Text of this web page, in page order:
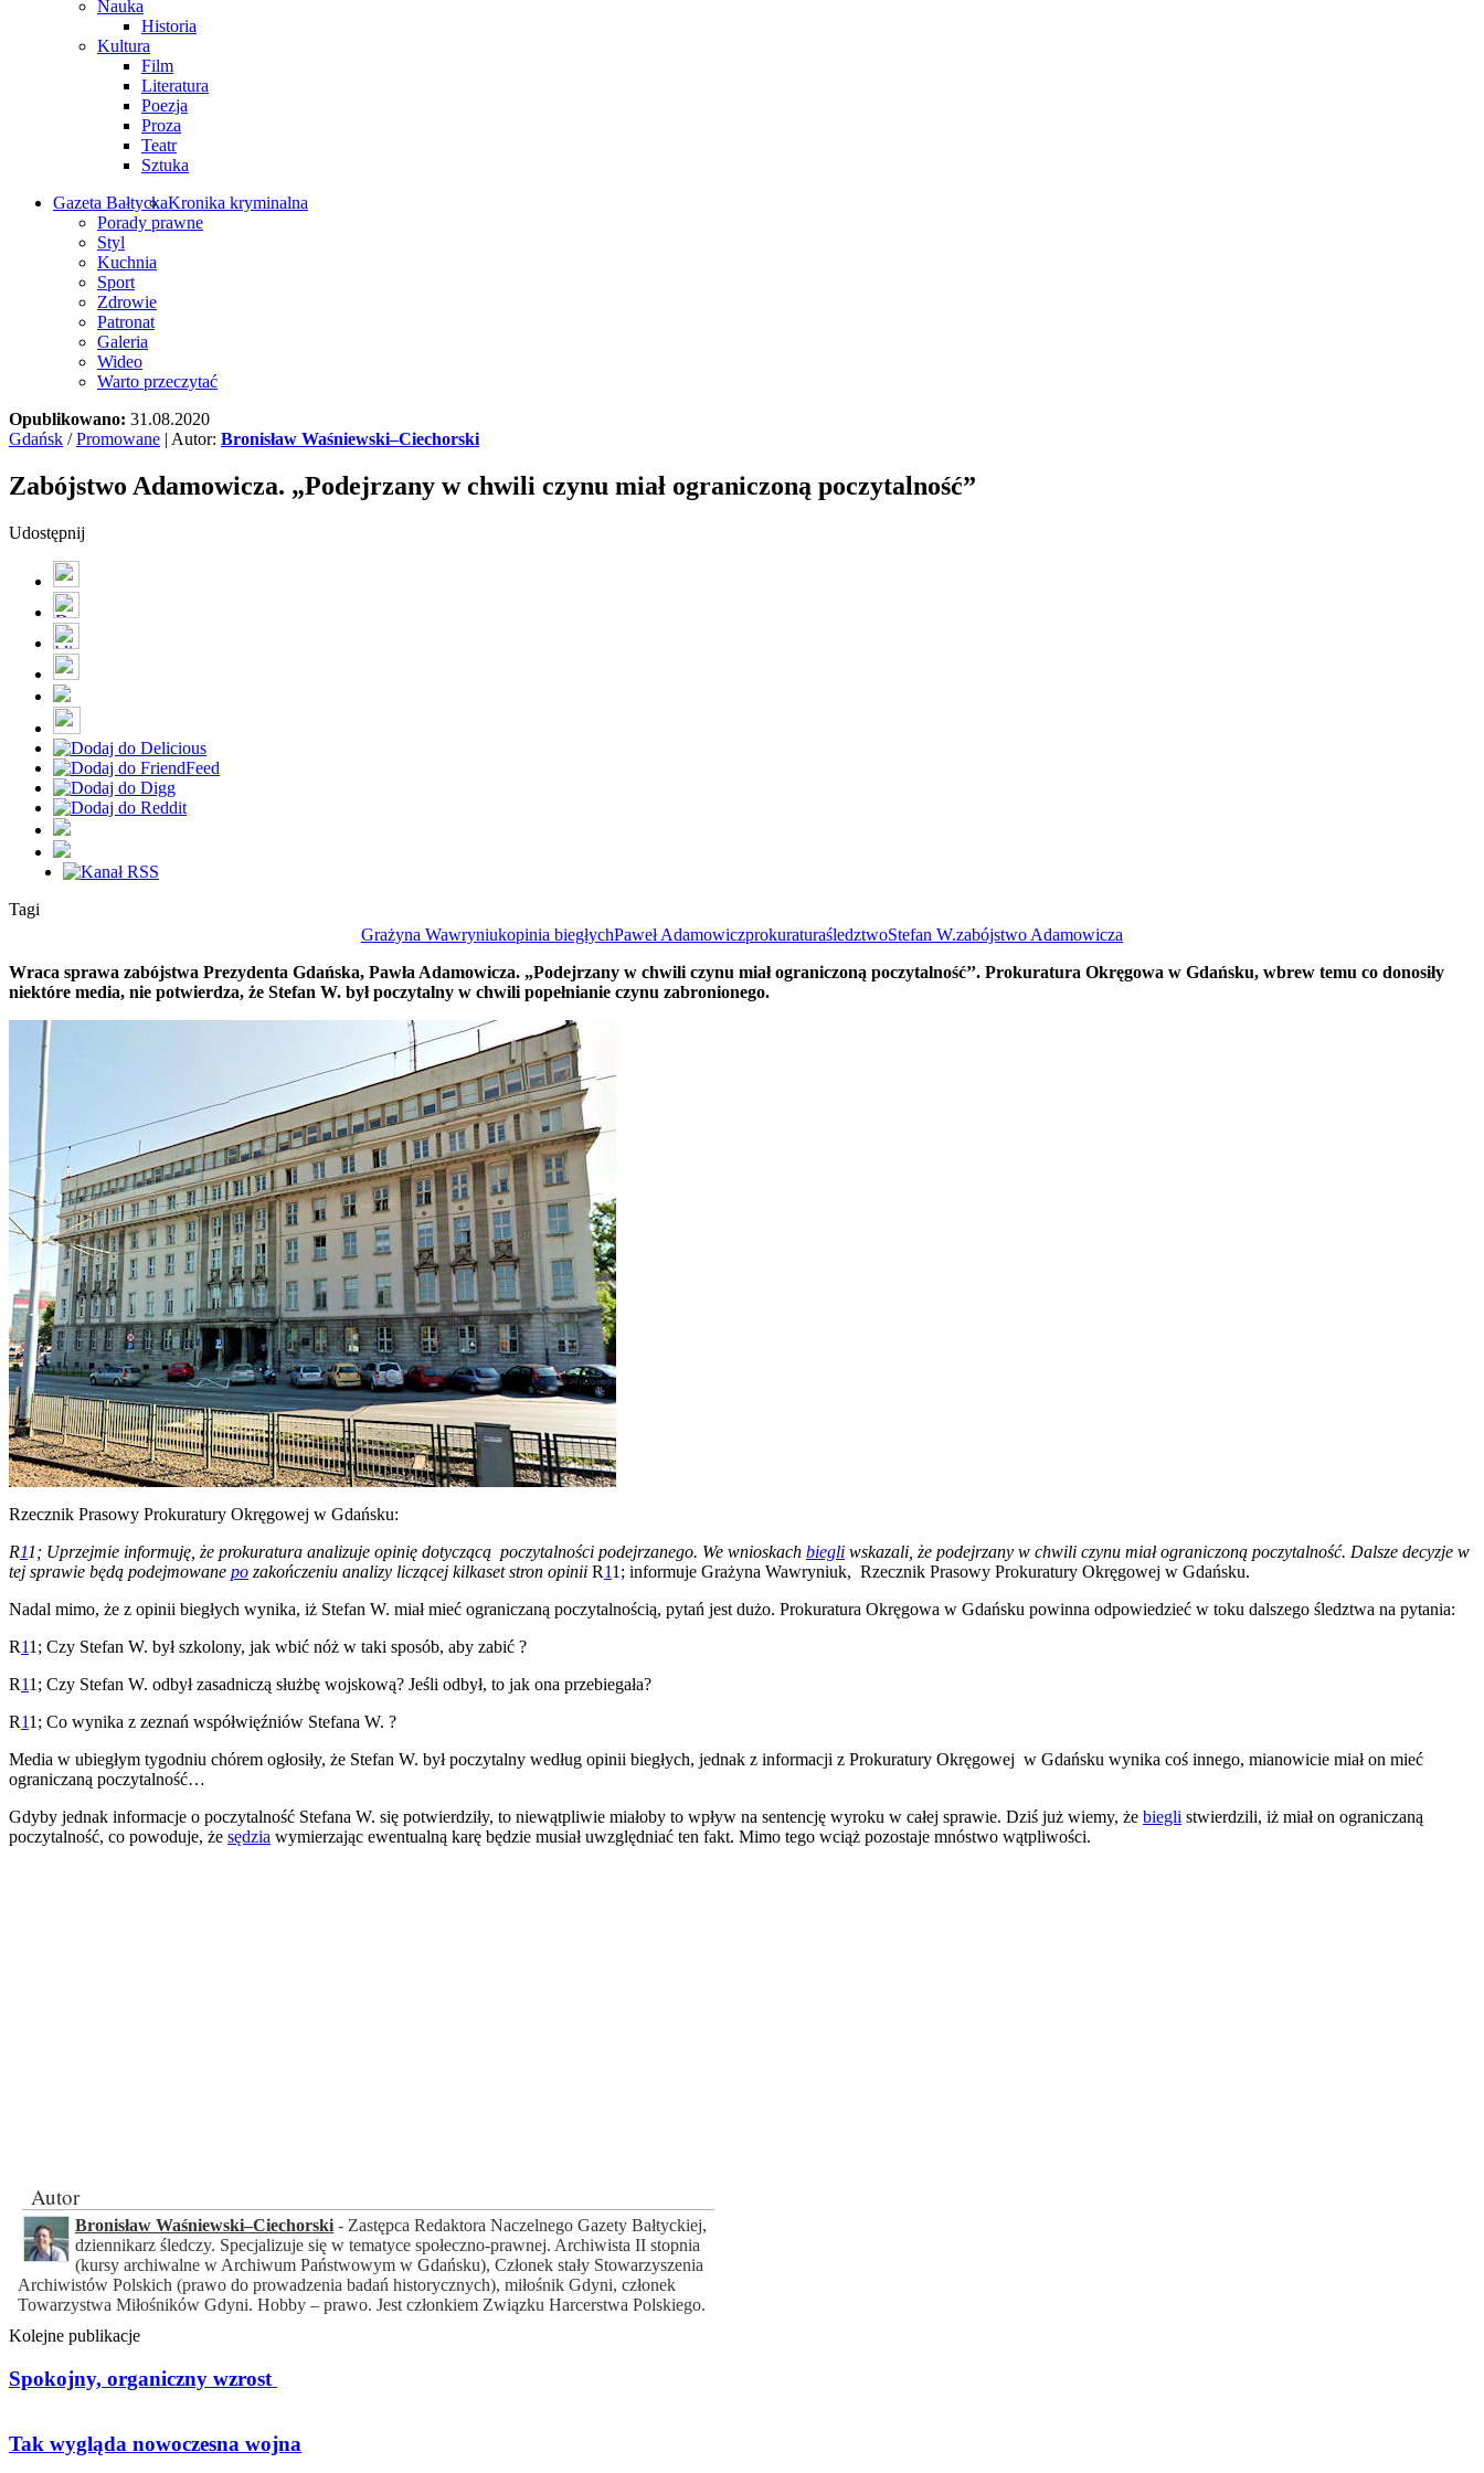
Nauka
Historia
Kultura
Film
Literatura
Poezja
Proza
Teatr
Sztuka
Gazeta BałtyckaKronika kryminalna
Porady prawne
Styl
Kuchnia
Sport
Zdrowie
Patronat
Galeria
Wideo
Warto przeczytać
Opublikowano: 31.08.2020
Gdańsk /Promowane | Autor: Bronisław Waśniewski–Ciechorski
Zabójstwo Adamowicza. „Podejrzany w chwili czynu miał ograniczoną poczytalność”
Udostępnij
Tagi
Grażyna Wawryniukopinia biegłychPaweł AdamowiczprokuraturaśledztwoStefan W.zabójstwo Adamowicza
Wraca sprawa zabójstwa Prezydenta Gdańska, Pawła Adamowicza. „Podejrzany w chwili czynu miał ograniczoną poczytalność’’. Prokuratura Okręgowa w Gdańsku, wbrew temu co donosiły
niektóre media, nie potwierdza, że Stefan W. był poczytalny w chwili popełnianie czynu zabronionego.
Rzecznik Prasowy Prokuratury Okręgowej w Gdańsku:
R11; Uprzejmie informuję, że prokuratura analizuje opinię dotyczącą poczytalności podejrzanego. We wnioskach biegli wskazali, że podejrzany w chwili czynu miał ograniczoną poczytalność. Dalsze decyzje w
tej sprawie będą podejmowane po zakończeniu analizy liczącej kilkaset stron opinii R11; informuje Grażyna Wawryniuk, Rzecznik Prasowy Prokuratury Okręgowej w Gdańsku.
Nadal mimo, że z opinii biegłych wynika, iż Stefan W. miał mieć ograniczaną poczytalnością, pytań jest dużo. Prokuratura Okręgowa w Gdańsku powinna odpowiedzieć w toku dalszego śledztwa na pytania:
R11; Czy Stefan W. był szkolony, jak wbić nóż w taki sposób, aby zabić ?
R11; Czy Stefan W. odbył zasadniczą służbę wojskową? Jeśli odbył, to jak ona przebiegała?
R11; Co wynika z zeznań współwięźniów Stefana W. ?
Media w ubiegłym tygodniu chórem ogłosiły, że Stefan W. był poczytalny według opinii biegłych, jednak z informacji z Prokuratury Okręgowej w Gdańsku wynika coś innego, mianowicie miał on mieć
ograniczaną poczytalność…
Gdyby jednak informacje o poczytalność Stefana W. się potwierdziły, to niewątpliwie miałoby to wpływ na sentencję wyroku w całej sprawie. Dziś już wiemy, że biegli stwierdzili, iż miał on ograniczaną
poczytalność, co powoduje, że sędzia wymierzając ewentualną karę będzie musiał uwzględniać ten fakt. Mimo tego wciąż pozostaje mnóstwo wątpliwości.
Autor
Bronisław Waśniewski–Ciechorski - Zastępca Redaktora Naczelnego Gazety Bałtyckiej,
dziennikarz śledczy. Specjalizuje się w tematyce społeczno-prawnej. Archiwista II stopnia
(kursy archiwalne w Archiwum Państwowym w Gdańsku), Członek stały Stowarzyszenia
Archiwistów Polskich (prawo do prowadzenia badań historycznych), miłośnik Gdyni, członek
Towarzystwa Miłośników Gdyni. Hobby – prawo. Jest członkiem Związku Harcerstwa Polskiego.
Kolejne publikacje
Spokojny, organiczny wzrost
Tak wygląda nowoczesna wojna